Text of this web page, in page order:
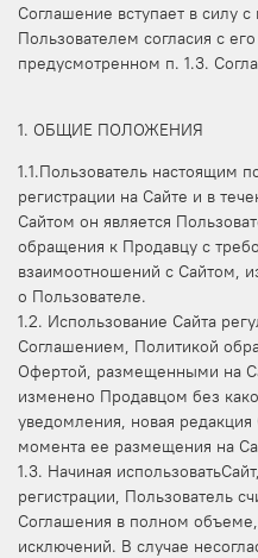
Соглашение вступает в силу
Пользователем согласия с
предусмотренном п. 1.3.
1. ОБЩИЕ ПОЛОЖЕНИЯ
1.1.Пользователь настоящим
регистрации на Сайте и в
Сайтом он является
обращения к Продавцу с
взаимоотношений с Сайтом,
о Пользователе.
1.2. Использование Сайта
Соглашением, Политикой
Офертой, размещенными на
изменено Продавцом без
уведомления, новая редакция
момента ее размещения на
1.3. Начиная
регистрации, Пользователь
Соглашения в полном объеме,
исключений. В случае